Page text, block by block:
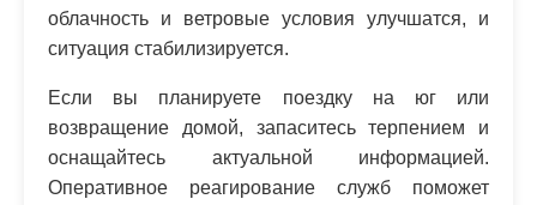
облачность и ветровые условия улучшатся, и
ситуация стабилизируется.
Если вы планируете поездку на юг или
возвращение домой, запаситесь терпением и
оснащайтесь актуальной информацией.
Оперативное реагирование служб поможет